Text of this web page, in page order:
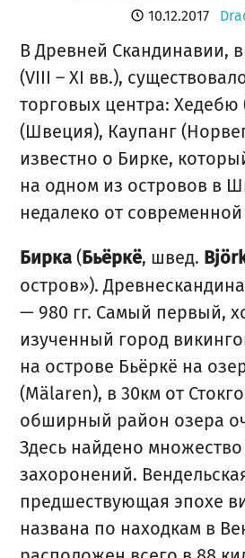
10.12.2017
В Древней Скандинавии,
(VIII – XI вв.),
торговых центра: Хедебю
(Швеция), Каупанг
известно о Бирке,
на одном из островов в
недалеко от
Бирка ( Бьёркё, швед.
остров»).
— 980 гг. Самый первый,
изученный город
на острове Бьёркё на
(Mälaren), в 30км от
обширный район озера
Здесь найдено
захоронений.
предшествующая эпохе
названа по находкам в